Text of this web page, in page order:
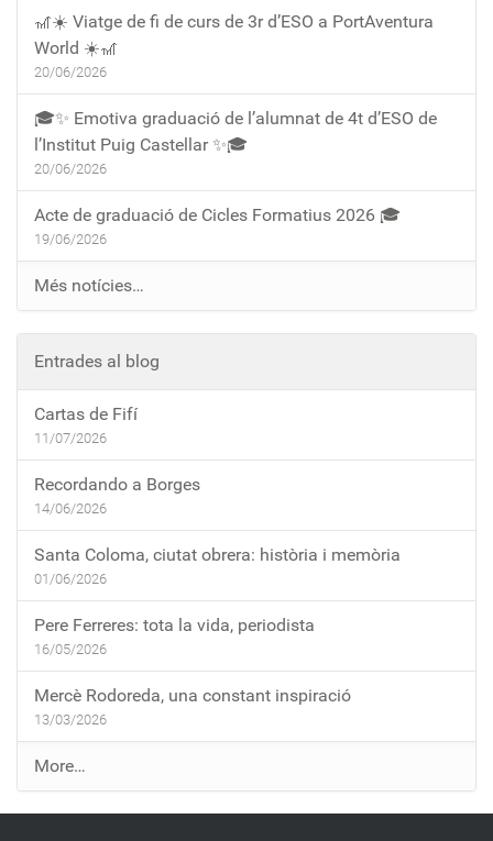
🎢☀️ Viatge de fi de curs de 3r d’ESO a PortAventura
World ☀️🎢
20/06/2026
🎓✨ Emotiva graduació de l’alumnat de 4t d’ESO de
l’Institut Puig Castellar ✨🎓
20/06/2026
Acte de graduació de Cicles Formatius 2026 🎓
19/06/2026
Més notícies…
Entrades al blog
Cartas de Fifí
11/07/2026
Recordando a Borges
14/06/2026
Santa Coloma, ciutat obrera: història i memòria
01/06/2026
Pere Ferreres: tota la vida, periodista
16/05/2026
Mercè Rodoreda, una constant inspiració
13/03/2026
E
n
t
More…